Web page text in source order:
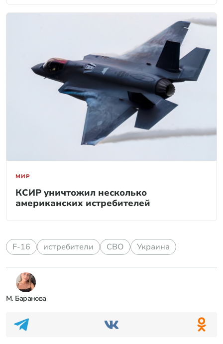
МИР
КСИР уничтожил несколько
американских истребителей
F-16 истребители СВО Украина
М. Баранова